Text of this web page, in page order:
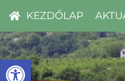
Eszköztár megnyitása
KEZDŐLAP